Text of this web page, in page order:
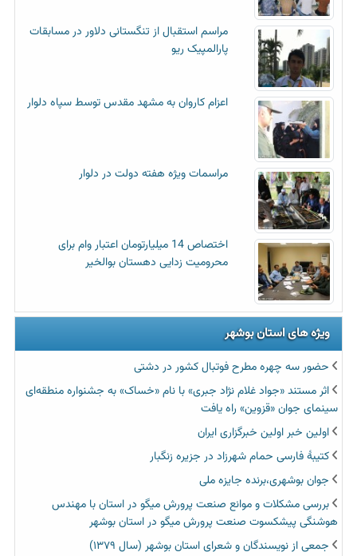
مراسم استقبال از تنگستانی دلاور در مسابقات
پارالمپیک ریو
اعزام کاروان به مشهد مقدس توسط سپاه دلوار
مراسمات ویژه هفته دولت در دلوار
اختصاص 14 میلیارتومان اعتبار وام برای
محرومیت زدایی دهستان بوالخیر
ویژه های استان بوشهر
حضور سه چهره مطرح فوتبال کشور در دشتی
اثر مستند «جواد غلام نژاد جبری» با نام «خساک» به جشنواره منطقه‌ای
سینمای جوان «قزوین» راه یافت
اولین خبر اولین خبرگزاری ایران‏
کتیبۀ فارسی حمام شهرزاد در جزیره زنگبار
جوان بوشهری،برنده جایزه ملی
بررسی مشکلات و موانع صنعت پرورش میگو در استان با مهندس
هوشنگی پیشکسوت صنعت پرورش میگو در استان بوشهر
جمعی از نویسندگان و شعرای استان بوشهر (سال ۱۳۷۹)